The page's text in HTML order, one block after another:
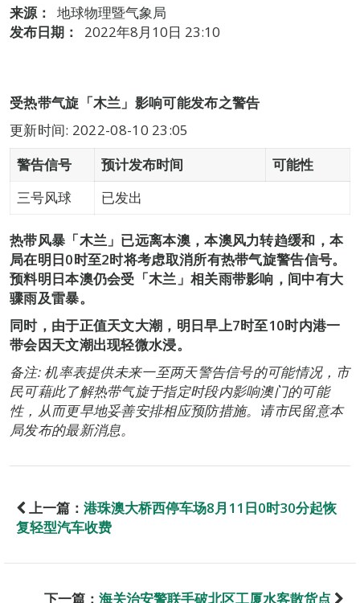
来源：
地球物理暨气象局
发布日期：
2022年8月10日 23:10
受热带气旋「木兰」影响可能发布之警告
更新时间: 2022-08-10 23:05
警告信号
预计发布时间
可能性
三号风球
已发出
热带风暴「木兰」已远离本澳，本澳风力转趋缓和，本
局在明日0时至2时将考虑取消所有热带气旋警告信号。
预料明日本澳仍会受「木兰」相关雨带影响，间中有大
骤雨及雷暴。
同时，由于正值天文大潮，明日早上7时至10时内港一
带会因天文潮出现轻微水浸。
备注: 机率表提供未来一至两天警告信号的可能情况，市
民可藉此了解热带气旋于指定时段内影响澳门的可能
性，从而更早地妥善安排相应预防措施。请市民留意本
局发布的最新消息。
上一篇： 港珠澳大桥西停车场8月11日0时30分起恢
复轻型汽车收费
下一篇： 海关治安警联手破北区工厦水客散货点